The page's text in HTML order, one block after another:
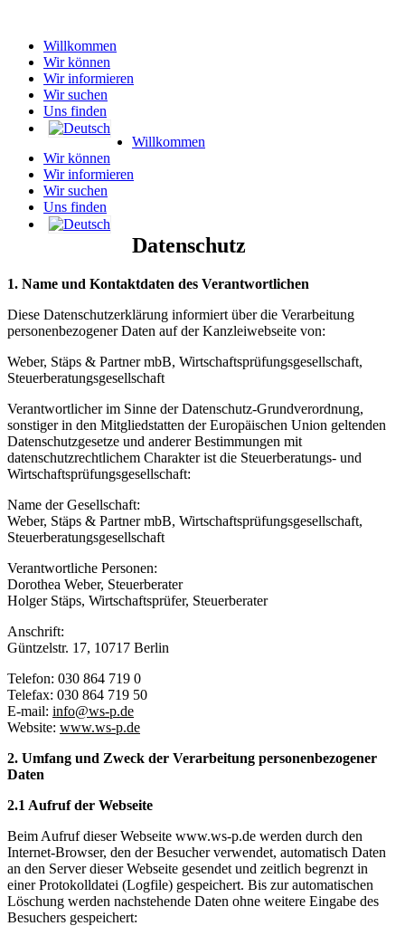
Willkommen
Wir können
Wir informieren
Wir suchen
Uns finden
Willkommen
Wir können
Wir informieren
Wir suchen
Uns finden
Datenschutz
1. Name und Kontaktdaten des Verantwortlichen
Diese Datenschutzerklärung informiert über die Verarbeitung
personenbezogener Daten auf der Kanzleiwebseite von:
Weber, Stäps & Partner mbB, Wirtschaftsprüfungsgesellschaft,
Steuerberatungsgesellschaft
Verantwortlicher im Sinne der Datenschutz-Grundverordnung,
sonstiger in den Mitgliedstatten der Europäischen Union geltenden
Datenschutzgesetze und anderer Bestimmungen mit
datenschutzrechtlichem Charakter ist die Steuerberatungs- und
Wirtschaftsprüfungsgesellschaft:
Name der Gesellschaft:
Weber, Stäps & Partner mbB, Wirtschaftsprüfungsgesellschaft,
Steuerberatungsgesellschaft
Verantwortliche Personen:
Dorothea Weber, Steuerberater
Holger Stäps, Wirtschaftsprüfer, Steuerberater
Anschrift:
Güntzelstr. 17, 10717 Berlin
Telefon: 030 864 719 0
Telefax: 030 864 719 50
E-mail: info@ws-p.de
Website: www.ws-p.de
2. Umfang und Zweck der Verarbeitung personenbezogener
Daten
2.1 Aufruf der Webseite
Beim Aufruf dieser Webseite www.ws-p.de werden durch den
Internet-Browser, den der Besucher verwendet, automatisch Daten
an den Server dieser Webseite gesendet und zeitlich begrenzt in
einer Protokolldatei (Logfile) gespeichert. Bis zur automatischen
Löschung werden nachstehende Daten ohne weitere Eingabe des
Besuchers gespeichert: